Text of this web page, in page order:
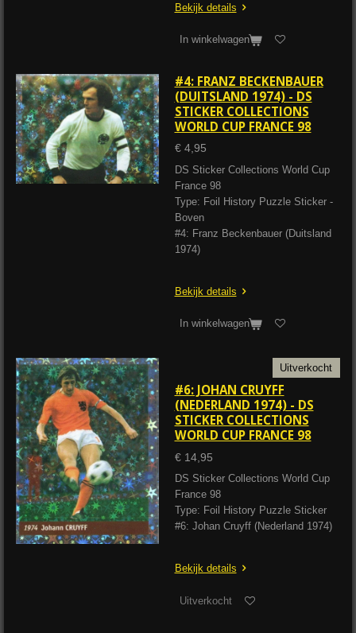
Bekijk details
In winkelwagen
#4: FRANZ BECKENBAUER
(DUITSLAND 1974) - DS
STICKER COLLECTIONS
WORLD CUP FRANCE 98
€ 4,95
DS Sticker Collections World Cup
France 98
Type: Foil History Puzzle Sticker -
Boven
#4: Franz Beckenbauer (Duitsland
1974)
Bekijk details
In winkelwagen
Uitverkocht
#6: JOHAN CRUYFF
(NEDERLAND 1974) - DS
STICKER COLLECTIONS
WORLD CUP FRANCE 98
€ 14,95
DS Sticker Collections World Cup
France 98
Type: Foil History Puzzle Sticker
#6: Johan Cruyff (Nederland 1974)
Bekijk details
Uitverkocht